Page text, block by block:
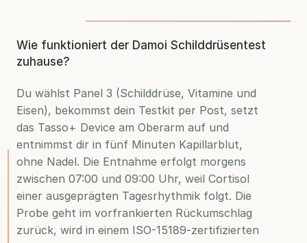
Wie funktioniert der Damoi Schilddrüsentest
zuhause?
Du wählst Panel 3 (Schilddrüse, Vitamine und
Eisen), bekommst dein Testkit per Post, setzt
das Tasso+ Device am Oberarm auf und
entnimmst dir in fünf Minuten Kapillarblut,
ohne Nadel. Die Entnahme erfolgt morgens
zwischen 07:00 und 09:00 Uhr, weil Cortisol
einer ausgeprägten Tagesrhythmik folgt. Die
Probe geht im vorfrankierten Rückumschlag
zurück, wird in einem ISO-15189-zertifizierten